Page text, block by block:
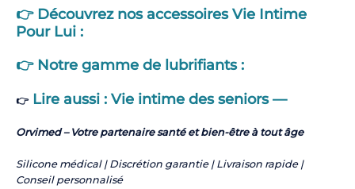
👉 Découvrez nos accessoires Vie Intime
Pour Lui :
👉 Notre gamme de lubrifiants :
👉Lire aussi : Vie intime des seniors —
Orvimed – Votre partenaire santé et bien-être à tout âge
Silicone médical | Discrétion garantie | Livraison rapide |
Conseil personnalisé